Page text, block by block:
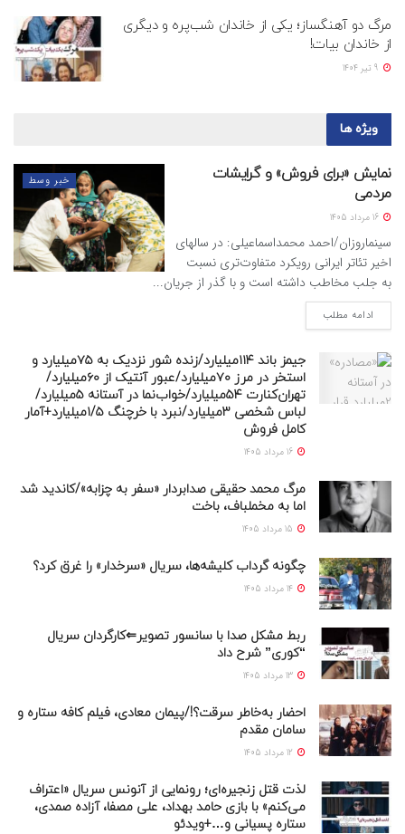
مرگ دو آهنگساز؛ یکی از خاندان شب‌پره و دیگری
از خاندان بیات!
ویژه ها
خبر وسط
نمایش «برای فروش» و گرایشات
مردمی
سینماروزان/احمد محمداسماعیلی: در سالهای
اخیر تئاتر ایرانی رویکرد متفاوت‌تری نسبت
به جلب مخاطب داشته است و با گذر از جریان...
ادامه مطلب
جیمز باند ۱۱۴میلیارد/زنده شور نزدیک به ۷۵میلیارد و
استخر در مرز ۷۰میلیارد/عبور آنتیک از ۶۰میلیارد/
تهران‌کنارت ۵۴میلیارد/خواب‌نما در آستانه ۵میلیارد/
لباس شخصی ۳میلیارد/نبرد با خرچنگ ۱/۵میلیارد+آمار
کامل فروش
مرگ محمد حقیقی صدابردار «سفر به چزابه»/کاندید شد
اما به مخملباف، باخت
چگونه گرداب کلیشه‌ها، سریال «سرخدار» را غرق کرد؟
ربط مشکل صدا با سانسور تصویر⇐کارگردان سریال
“کوری” شرح داد
احضار به‌خاطر سرقت؟!/پیمان معادی، فیلم کافه ستاره و
سامان مقدم
لذت قتل زنجیره‌ای؛ رونمایی از آنونس سریال «اعتراف
می‌کنم» با بازی حامد بهداد، علی مصفا، آزاده صمدی،
ستاره پسیانی و…+ویدئو